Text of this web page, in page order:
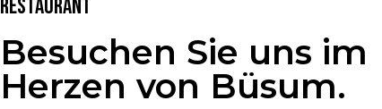
Restaurant
Besuchen Sie uns im
Herzen von Büsum.